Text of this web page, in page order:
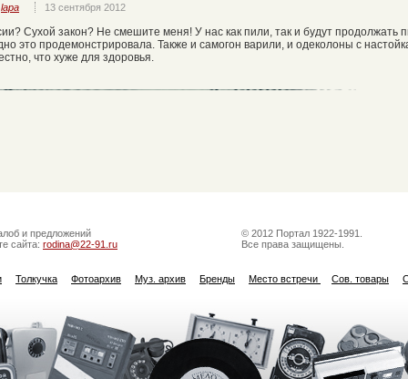
lapa 13 сентября 2012
Сухой закон? Не смешите меня! У нас как пили, так и будут продолжать
это продемонстрировала. Также и самогон варили, и одеколоны с
что хуже для здоровья.
и предложений
сайта: rodina@22-91.ru
© 2012 Портал 1922-1991.
Все права защищены.
Толкучка Фотоархив Муз. архив Бренды Место встречи Сов. товары